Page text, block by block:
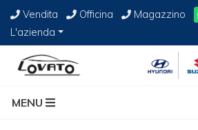
Vendita Officina
Magazzino
L'azienda
MENU